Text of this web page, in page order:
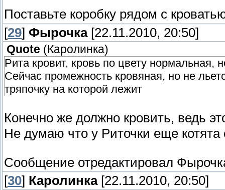
Поставьте коробку рядом с
[29] Фырочка[22.11.2010, 20:50]
Quote (Каролинка)
Рита кровит, кровь по цвету нормальная,
Сейчас промежность кровяная, но не
тряпочку на которой лежит
Конечно же должно кровить, ведь
Не думаю что у Риточки еще
Сообщение отредактировал
[30] Каролинка[22.11.2010, 20:50]